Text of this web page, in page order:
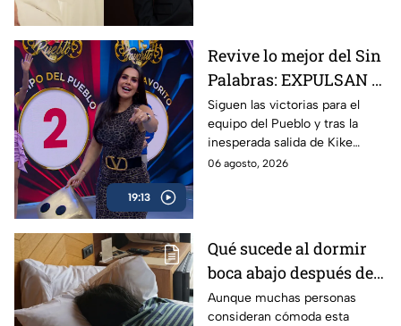
19:13
Revive lo mejor del Sin
Palabras: EXPULSAN a
Kike Mayagoitia y los
equipos lo dan todo
para ganar
Siguen las victorias para el
equipo del Pueblo y tras la
inesperada salida de Kike
Mayagoitia, lograron coronarse
06 agosto, 2026
Qué sucede al dormir
boca abajo después de
los 50
Aunque muchas personas
consideran cómoda esta